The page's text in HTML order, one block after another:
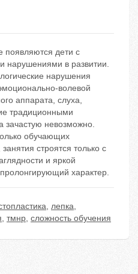
появляются дети с
нарушениями в развитии.
нарушения
волевой
аппарата, слуха,
традиционными
зачастую невозможно.
обучающих
строятся только с
и яркой
характер.
, лепка,
, тмнр, сложность обучения